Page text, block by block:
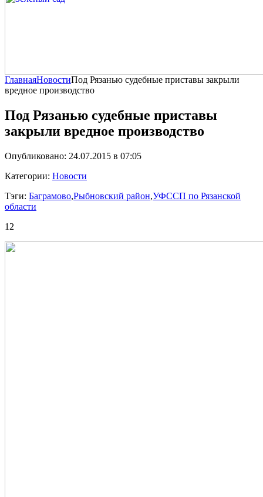
ГлавнаяНовостиПод Рязанью судебные приставы закрыли
вредное производство
Под Рязанью судебные приставы
закрыли вредное производство
Опубликовано: 24.07.2015 в 07:05
Категории: Новости
Тэги: Баграмово,Рыбновский район,УФССП по Рязанской
области
12